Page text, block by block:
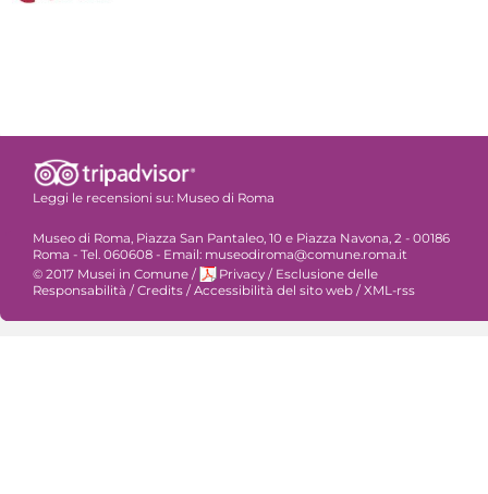
Leggi le recensioni su: Museo di Roma
Museo di Roma, Piazza San Pantaleo, 10 e Piazza Navona, 2 - 00186
Roma - Tel. 060608 - Email: museodiroma@comune.roma.it
© 2017 Musei in Comune / Privacy / Esclusione delle
Responsabilità /Credits /Accessibilità del sito web /XML-rss